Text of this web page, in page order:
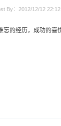
By：2012/12/12
忘的经历，成功的喜